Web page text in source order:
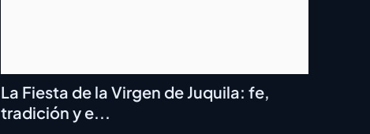
La Fiesta de la Virgen de Juquila: fe,
tradición y e...